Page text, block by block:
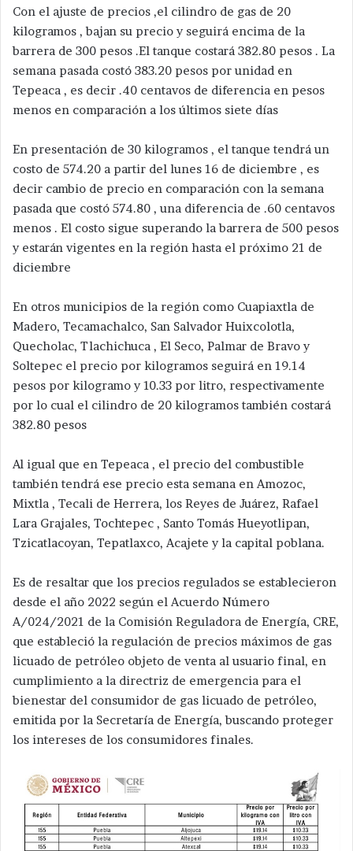
Con el ajuste de precios ,el cilindro de gas de 20
kilogramos , bajan su precio y seguirá encima de la
barrera de 300 pesos .El tanque costará 382.80 pesos . La
semana pasada costó 383.20 pesos por unidad en
Tepeaca , es decir .40 centavos de diferencia en pesos
menos en comparación a los últimos siete días
En presentación de 30 kilogramos , el tanque tendrá un
costo de 574.20 a partir del lunes 16 de diciembre , es
decir cambio de precio en comparación con la semana
pasada que costó 574.80 , una diferencia de .60 centavos
menos . El costo sigue superando la barrera de 500 pesos
y estarán vigentes en la región hasta el próximo 21 de
diciembre
En otros municipios de la región como Cuapiaxtla de
Madero, Tecamachalco, San Salvador Huixcolotla,
Quecholac, Tlachichuca , El Seco, Palmar de Bravo y
Soltepec el precio por kilogramos seguirá en 19.14
pesos por kilogramo y 10.33 por litro, respectivamente
por lo cual el cilindro de 20 kilogramos también costará
382.80 pesos
Al igual que en Tepeaca , el precio del combustible
también tendrá ese precio esta semana en Amozoc,
Mixtla , Tecali de Herrera, los Reyes de Juárez, Rafael
Lara Grajales, Tochtepec , Santo Tomás Hueyotlipan,
Tzicatlacoyan, Tepatlaxco, Acajete y la capital poblana.
Es de resaltar que los precios regulados se establecieron
desde el año 2022 según el Acuerdo Número
A/024/2021 de la Comisión Reguladora de Energía, CRE,
que estableció la regulación de precios máximos de gas
licuado de petróleo objeto de venta al usuario final, en
cumplimiento a la directriz de emergencia para el
bienestar del consumidor de gas licuado de petróleo,
emitida por la Secretaría de Energía, buscando proteger
los intereses de los consumidores finales.